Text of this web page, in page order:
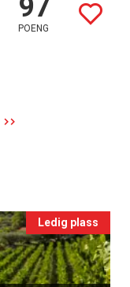
97
POENG
Ledig plass